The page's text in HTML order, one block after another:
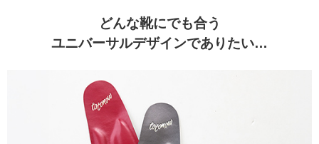
どんな靴にでも合う
ユニバーサルデザインでありたい…